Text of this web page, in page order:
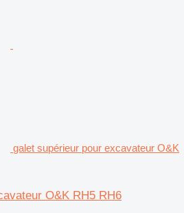
galet supérieur pour excavateur O&K
O&K RH5 RH6